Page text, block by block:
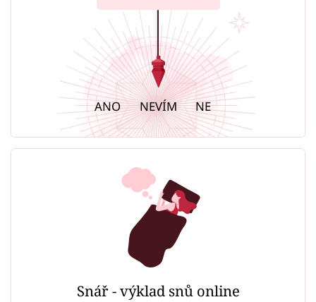
ANO NEVÍM NE
Snář - výklad snů online